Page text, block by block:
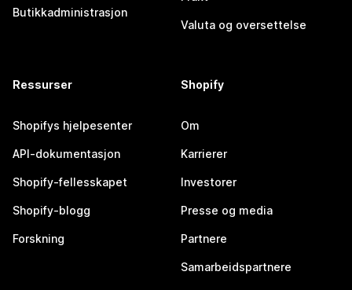
Butikkadministrasjon
Valuta og oversettelse
Ressurser
Shopifys hjelpesenter
API-dokumentasjon
Shopify-fellesskapet
Shopify-blogg
Forskning
Shopify
Om
Karrierer
Investorer
Presse og media
Partnere
Samarbeidspartnere